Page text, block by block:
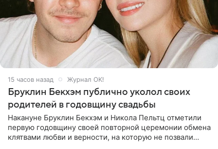
15 часов назад Журнал OK!
Бруклин Бекхэм публично уколол своих
родителей в годовщину свадьбы
Накануне Бруклин Бекхэм и Никола Пельтц отметили
первую годовщину своей повторной церемонии обмена
клятвами любви и верности, на которую не позвали